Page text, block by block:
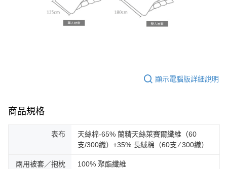
顯示電腦版詳細說明
商品規格
表布
天絲棉-65% 蘭精天絲萊賽爾纖維（60
支/300織）+35% 長絨棉（60支 ∕ 300織）
兩用被套／抱枕
100% 聚酯纖維